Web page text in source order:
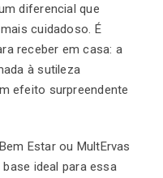
diferencial que
cuidadoso. É
receber em casa: a
à sutileza
efeito surpreendente
Estar ou MultErvas
base ideal para essa